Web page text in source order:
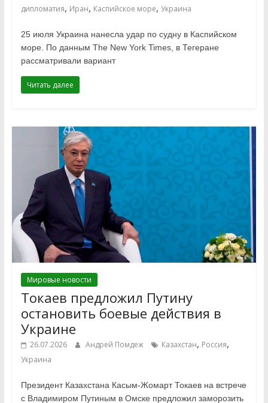
дипломатия, Иран, Каспийское море, Украина
25 июля Украина нанесла удар по судну в Каспийском
море. По данным The New York Times, в Тегеране
рассматривали вариант
Читать далее
Мировые новости
Токаев предложил Путину
остановить боевые действия в
Украине
26.07.2026 Андрей Помдеж Казахстан, Россия,
Украина
Президент Казахстана Касым-Жомарт Токаев на встрече
с Владимиром Путиным в Омске предложил заморозить